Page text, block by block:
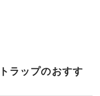
ラップのおすす